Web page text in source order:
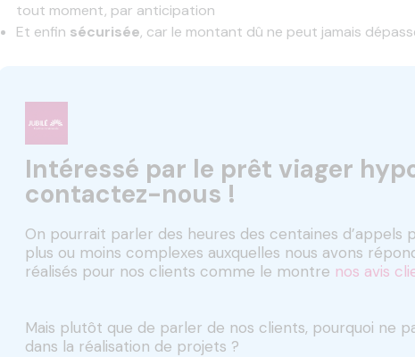
tout moment, par anticipation
Et enfin sécurisée, car le montant dû ne peut jamais
Intéressé par le prêt viager
contactez-nous !
On pourrait parler des heures des centaines d’appels
plus ou moins complexes auxquelles nous avons
réalisés pour nos clients comme le montre nos avis
Mais plutôt que de parler de nos clients, pourquoi ne
dans la réalisation de projets ?